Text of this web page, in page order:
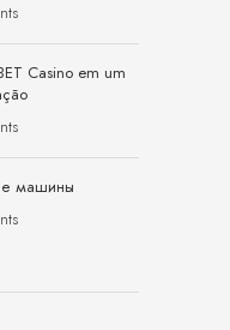
Casino em um
машины